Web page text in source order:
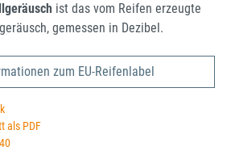
ist das vom Reifen erzeugte
gemessen in Dezibel.
zum EU-Reifenlabel
als PDF